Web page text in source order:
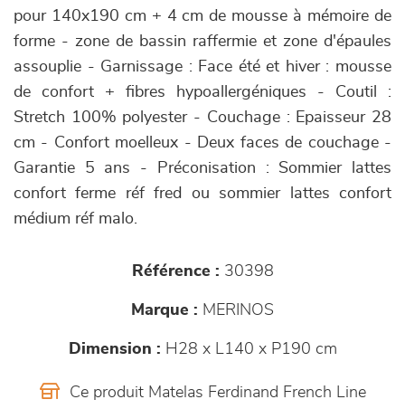
pour 140x190 cm + 4 cm de mousse à mémoire de
forme - zone de bassin raffermie et zone d'épaules
assouplie - Garnissage : Face été et hiver : mousse
de confort + fibres hypoallergéniques - Coutil :
Stretch 100% polyester - Couchage : Epaisseur 28
cm - Confort moelleux - Deux faces de couchage -
Garantie 5 ans - Préconisation : Sommier lattes
confort ferme réf fred ou sommier lattes confort
médium réf malo.
Référence : 30398
Marque : MERINOS
Dimension : H28 x L140 x P190 cm
Ce produit Matelas Ferdinand French Line